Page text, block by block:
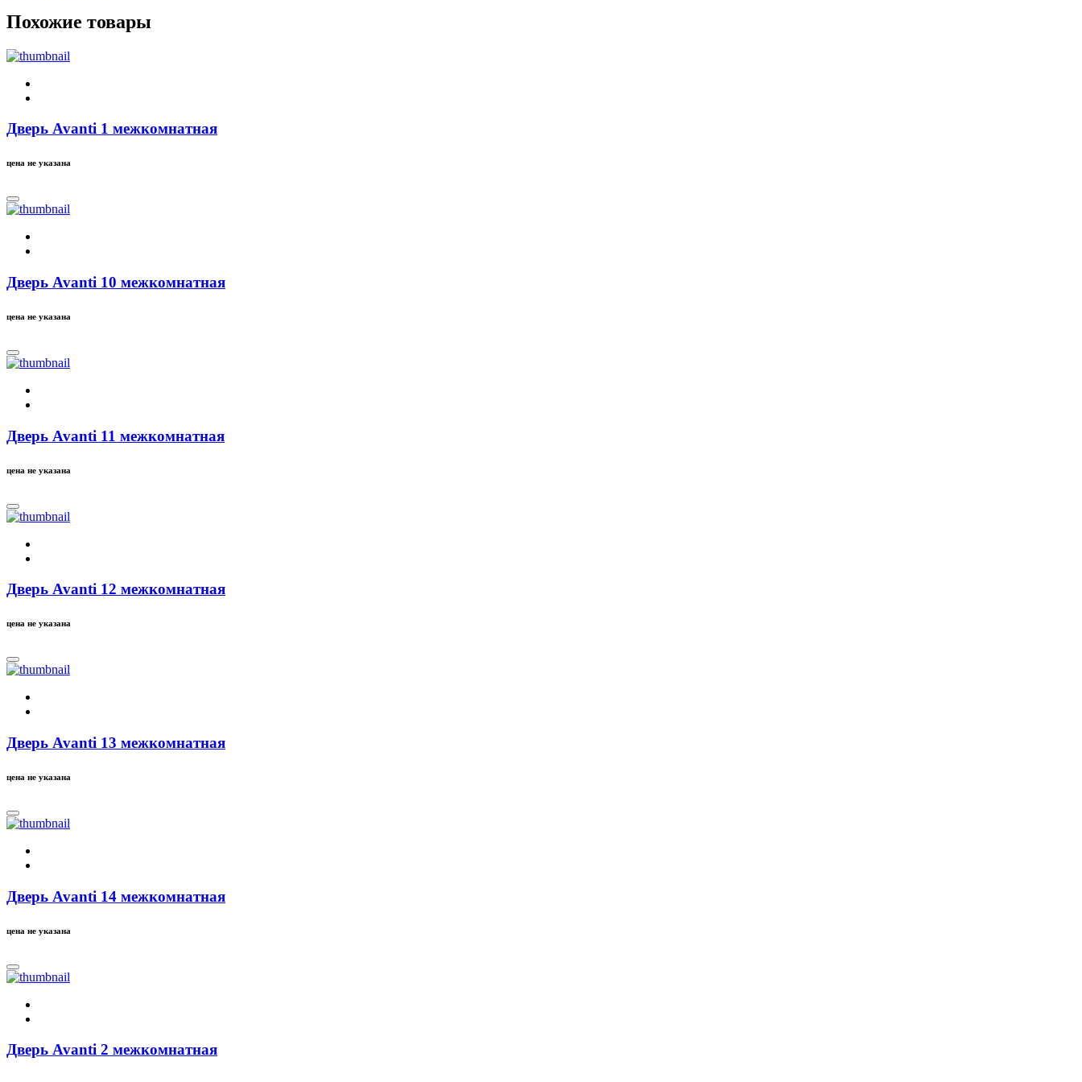
Похожие товары
Дверь Avanti 1 межкомнатная
цена не указана
Дверь Avanti 10 межкомнатная
цена не указана
Дверь Avanti 11 межкомнатная
цена не указана
Дверь Avanti 12 межкомнатная
цена не указана
Дверь Avanti 13 межкомнатная
цена не указана
Дверь Avanti 14 межкомнатная
цена не указана
Дверь Avanti 2 межкомнатная